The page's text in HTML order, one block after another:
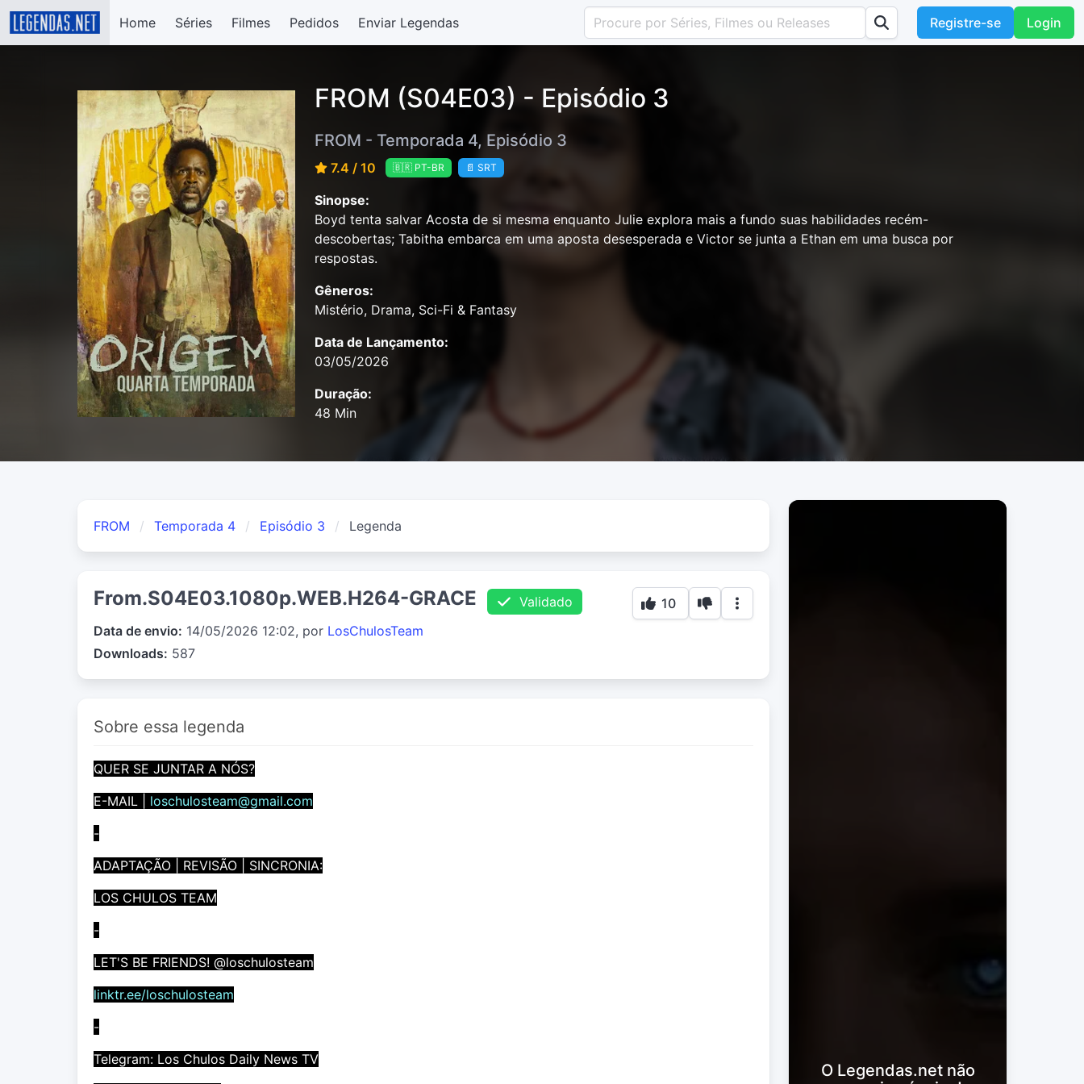
Home Séries Filmes Pedidos Enviar Legendas Registre-se Login
FROM (S04E03) - Episódio 3
FROM - Temporada 4, Episódio 3
7.4 / 10 🇧🇷 PT-BR 📄 SRT
Sinopse:
Boyd tenta salvar Acosta de si mesma enquanto Julie explora mais a fundo suas habilidades recém-
descobertas; Tabitha embarca em uma aposta desesperada e Victor se junta a Ethan em uma busca por
respostas.
Gêneros:
Mistério, Drama, Sci-Fi & Fantasy
Data de Lançamento:
03/05/2026
Duração:
48 Min
FROM Temporada 4 Episódio 3 Legenda
From.S04E03.1080p.WEB.H264-GRACE
Validado
Data de envio: 14/05/2026 12:02, por LosChulosTeam
Downloads: 587
10
Sobre essa legenda
QUER SE JUNTAR A NÓS?
E-MAIL | loschulosteam@gmail.com
-
ADAPTAÇÃO | REVISÃO | SINCRONIA:
LOS CHULOS TEAM
-
LET'S BE FRIENDS! @loschulosteam
linktr.ee/loschulosteam
-
Telegram: Los Chulos Daily News TV
O Legendas.net não